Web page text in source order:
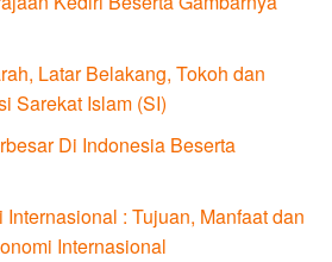
Latar Belakang, Tokoh dan
Sarekat Islam (SI)
Di Indonesia Beserta
: Tujuan, Manfaat dan
Internasional